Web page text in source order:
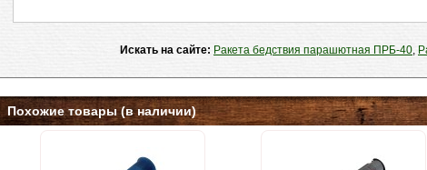
Искать на сайте: Ракета бедствия парашютная ПРБ-40,
Похожие товары (в наличии)